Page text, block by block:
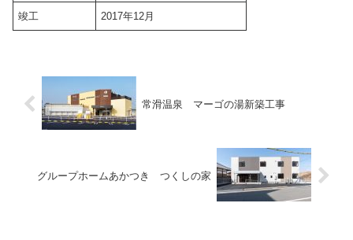
竣工 2017年12月
常滑温泉 マーゴの湯新築工事
グループホームあかつき つくしの家